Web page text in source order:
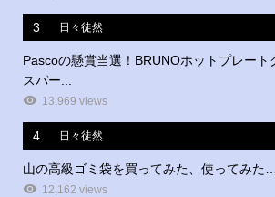
3 日々徒然
Pascoの懸賞当選！BRUNOホットプレート
スパー...
13,969 views
4 日々徒然
山の高級ゴミ袋を買ってみた、使ってみた
12,162 views